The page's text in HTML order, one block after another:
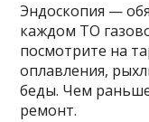
Эндоскопия —
каждом ТО
посмотрите на
оплавления,
беды. Чем
ремонт.